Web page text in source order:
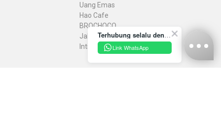
Uang Emas
Hao Cafe
BROCHOCO
Jaheku
IntiRasa
Terhubung selalu dengan INDRACO Store melalui akun resmi kami yuk!
Link WhatsApp